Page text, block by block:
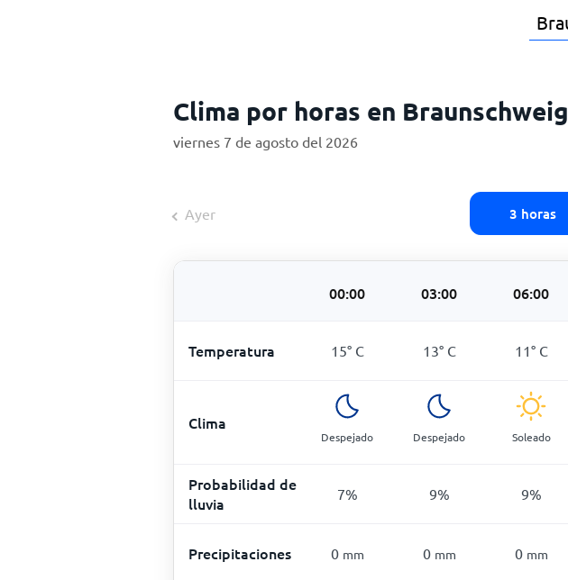
Clima por horas en Braunschweig
viernes 7 de agosto del 2026
Ayer 3 horas
00:00 03:00 06:00
Temperatura 15° C 13° C 11° C
Clima
Despejado Despejado Soleado
Probabilidad de
lluvia
7% 9% 9%
Precipitaciones 0 mm 0 mm 0 mm